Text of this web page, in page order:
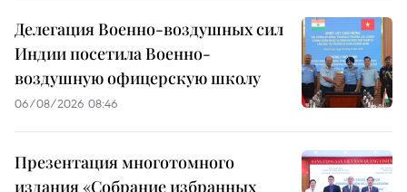
Делегация Военно-воздушных сил
Индии посетила Военно-
воздушную офицерскую школу
06/08/2026 08:46
Презентация многотомного
издания «Собрание избранных